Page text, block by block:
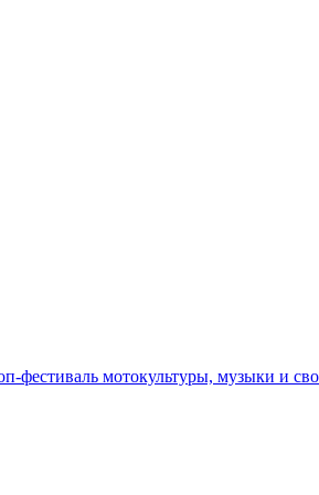
фестиваль мотокультуры, музыки и